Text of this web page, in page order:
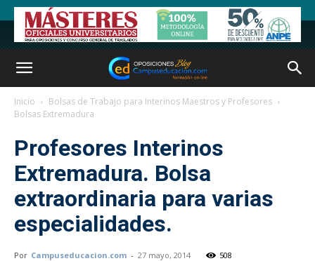
Inicio
Bolsas de Trabajo para Interinos Maestros y Profesores
Bolsas Extremadura
Profesores Interinos
Extremadura. Bolsa
extraordinaria para varias
especialidades.
Por Campuseducacion.com - 27 mayo, 2014 508